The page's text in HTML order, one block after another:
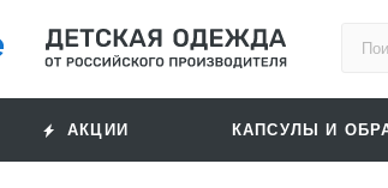
АКЦИИ КАПСУЛЫ И